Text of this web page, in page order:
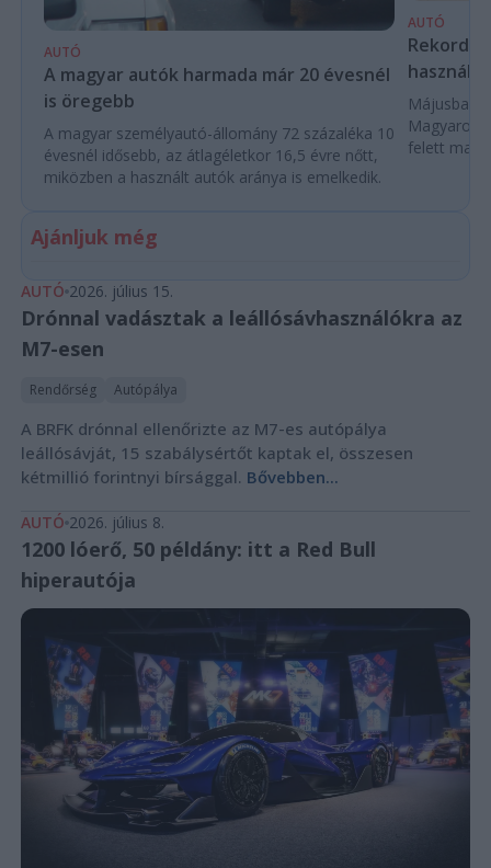
AUTÓ
A magyar autók harmada már 20 évesnél
is öregebb
A magyar személyautó-állomány 72 százaléka 10
évesnél idősebb, az átlagéletkor 16,5 évre nőtt,
miközben a használt autók aránya is emelkedik.
AUTÓ
Májusban
felett
Ajánljuk még
AUTÓ 2026. július 15.
Drónnal vadásztak a leállósávhasználókra az
M7-esen
Rendőrség Autópálya
A BRFK drónnal ellenőrizte az M7-es autópálya
leállósávját, 15 szabálysértőt kaptak el, összesen
kétmillió forintnyi bírsággal. Bővebben...
AUTÓ 2026. július 8.
1200 lóerő, 50 példány: itt a Red Bull
hiperautója